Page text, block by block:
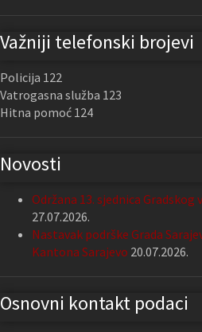
Važniji telefonski brojevi
Policija 122
Vatrogasna služba 123
Hitna pomoć 124
Novosti
Održana 13. sjednica Gradskog
27.07.2026.
Nastavak podrške Grada
Kantona Sarajevo 20.07.2026.
Osnovni kontakt podaci